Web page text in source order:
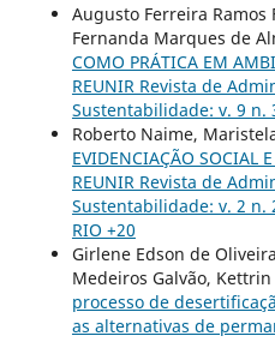
Augusto Ferreira
Fernanda Marques de
COMO PRÁTICA EM
REUNIR Revista de
Sustentabilidade: v. 9 n.
Roberto Naime,
EVIDENCIAÇÃO SOCIAL
REUNIR Revista de
Sustentabilidade: v. 2 n.
RIO +20
Girlene Edson de
Medeiros Galvão,
processo de
as alternativas de